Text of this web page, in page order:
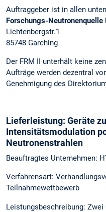
Auftraggeber ist in allen
Forschungs-
Lichtenbergstr.1
85748 Garching
Der FRM II unterhält keine
Aufträge werden dezentral
Genehmigung des
Lieferleistung: Geräte
Intensitätsmodulation
Neutronenstrahlen
Beauftragtes Unternehmen:
Verfahrensart:
Teilnahmewettbewerb
Leistungsbeschreibung: